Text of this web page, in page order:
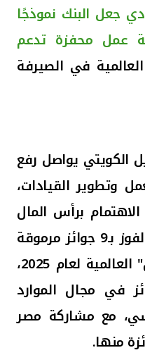
جعل البنك نموذجًا
عمل محفزة تدعم
العالمية في الصيرفة
الكويتي يواصل رفع
وتطوير القيادات،
برأس المال
البشري، وهو ما أثمر عن الفوز بـ9 جوائز مرموقة
لعام 2025
،
في مجال الموارد
مع مشاركة مصر
منها.